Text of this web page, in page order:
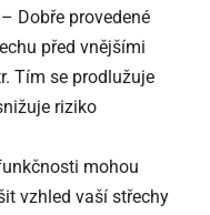
Dobře provedené
před vnějšími
Tím se prodlužuje
riziko
mohou
vzhled vaší střechy